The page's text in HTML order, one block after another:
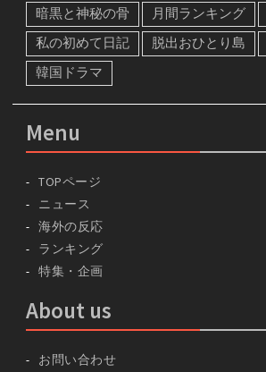
暗黒と神秘の骨
月間ランキング
私の初めて日記
脱出おひとり島
韓国ドラマ
Menu
TOPページ
ニュース
海外の反応
ランキング
特集・企画
About us
お問い合わせ